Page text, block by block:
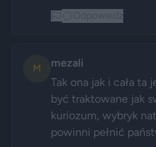
M mezali
Tak ona jak i cała
być traktowane jak
kuriozum, wybryk
powinni pełnić